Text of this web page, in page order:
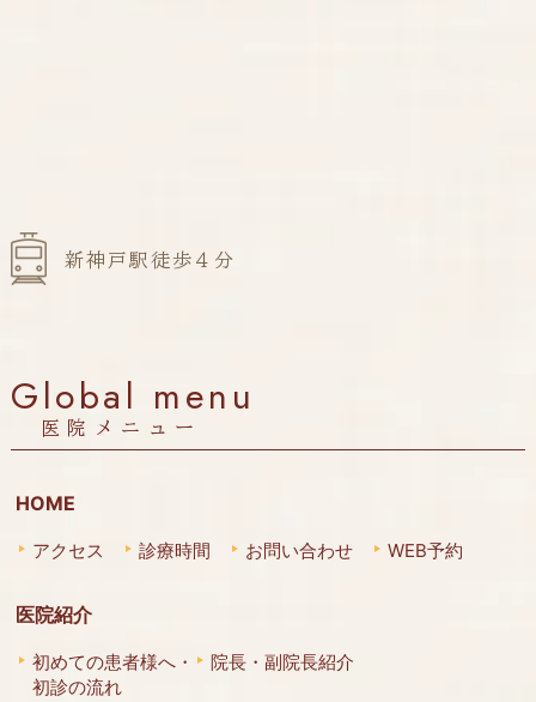
新神戸駅徒歩４分
Global menu
医院メニュー
HOME
アクセス 診療時間 お問い合わせ WEB予約
医院紹介
初めての患者様へ・
初診の流れ
院長・副院長紹介